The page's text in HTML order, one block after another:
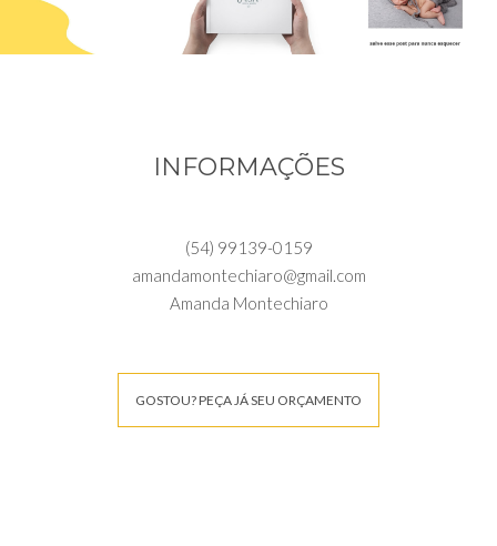
INFORMAÇÕES
(54) 99139-0159
amandamontechiaro@gmail.com
Amanda Montechiaro
GOSTOU? PEÇA JÁ SEU ORÇAMENTO